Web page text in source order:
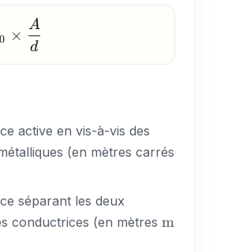
0 ×
d
A
active en vis-à-vis des
(en mètres carrés
séparant les deux
conductrices (en mètres\text{m}
m